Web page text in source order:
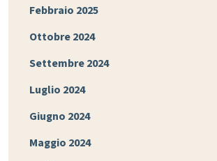
Febbraio 2025
Ottobre 2024
Settembre 2024
Luglio 2024
Giugno 2024
Maggio 2024